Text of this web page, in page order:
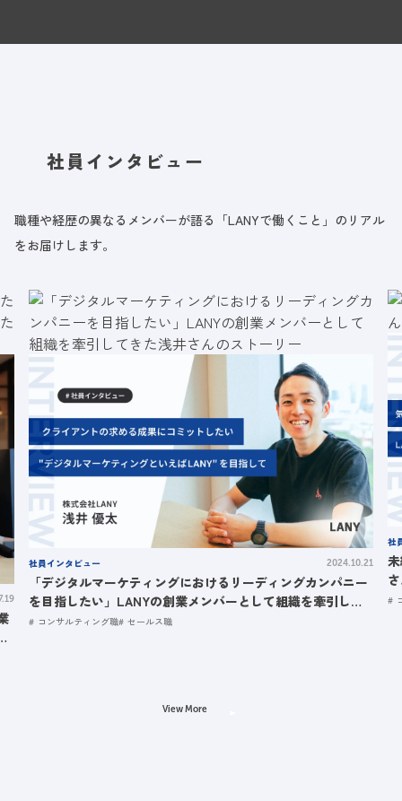
社員インタビュー
職種や経歴の異なるメンバーが語る「LANYで働くこと」のリアル
をお届けします。
社員インタビュー 2024.10.21
「デジタルマーケティングにおけるリーディングカンパニー
を目指したい」LANYの創業メンバーとして組織を牽引して
きた浅井さんのストーリー
コンサルティング職 セールス職
社
View More